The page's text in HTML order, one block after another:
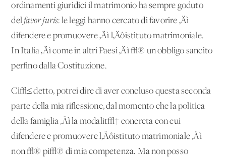
ordinamenti giuridici il matrimonio ha sempre goduto
del favor juris: le leggi hanno cercato di favorire ‚Äì
difendere e promuovere ‚Äì l‚Äôistituto matrimoniale.
In Italia ‚Äì come in altri Paesi ‚Äì √® un obbligo sancito
perfino dalla Costituzione.
Ci√≤ detto, potrei dire di aver concluso questa seconda
parte della mia riflessione, dal momento che la politica
della famiglia ‚Äì la modalit√† concreta con cui
difendere e promuovere l‚Äôistituto matrimoniale ‚Äì
non √® pi√π di mia competenza. Ma non posso